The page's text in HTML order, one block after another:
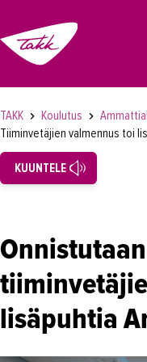
Koulutukset
Lyhytkurssit,
Ammattialat
Asioimis-
TAKK Koulutus
Tiiminvetäjien valmennus toi
KUUNTELE
lisäpuhtia